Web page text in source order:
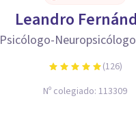
Leandro
Psicólogo-
(126)
Nº colegiado: 113309